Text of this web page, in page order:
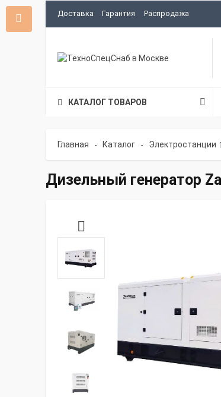
Доставка Гарантия Распродажа
КАТАЛОГ ТОВАРОВ
Главная - Каталог - Электростанции
Дизельный генератор